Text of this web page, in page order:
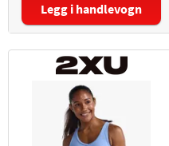
Størrelse:
Legg i handlevogn